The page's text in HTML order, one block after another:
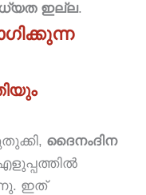
ഇല്ല.
ദൈനംദിന
ഇത്